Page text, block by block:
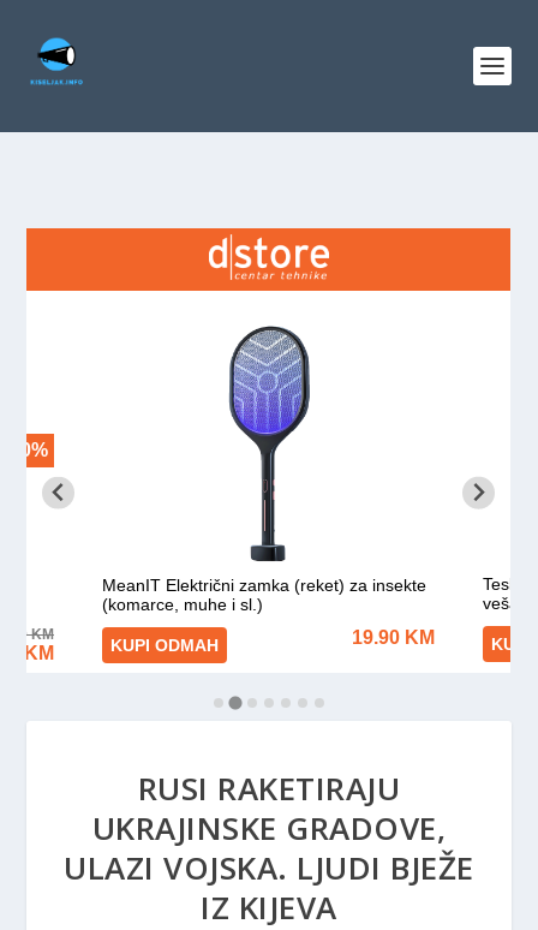
RUSI RAKETIRAJU
UKRAJINSKE GRADOVE,
ULAZI VOJSKA. LJUDI BJEŽE
IZ KIJEVA